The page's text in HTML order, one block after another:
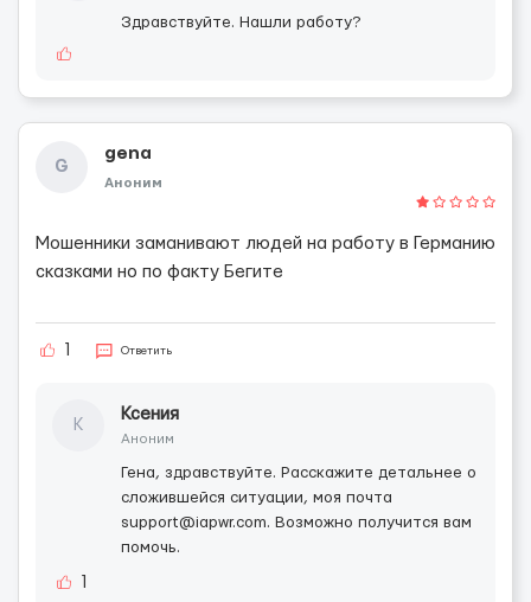
Здравствуйте. Нашли работу?
G
gena
Аноним
Мошенники заманивают людей на работу в Германию
сказками но по факту Бегите
Ответить
К
Ксения
Аноним
Гена, здравствуйте. Расскажите детальнее о
сложившейся ситуации, моя почта
support@iapwr.com. Возможно получится вам
помочь.